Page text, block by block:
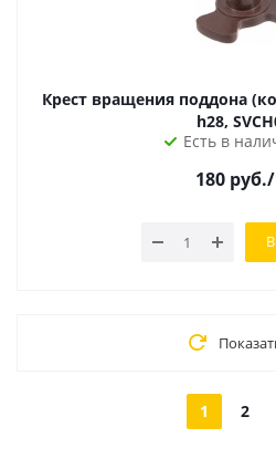
Крест вращения поддона
h28,
Есть в
180руб.
1 2